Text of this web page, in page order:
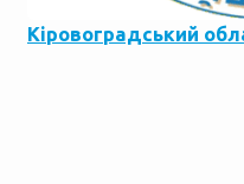
Кіровоградський